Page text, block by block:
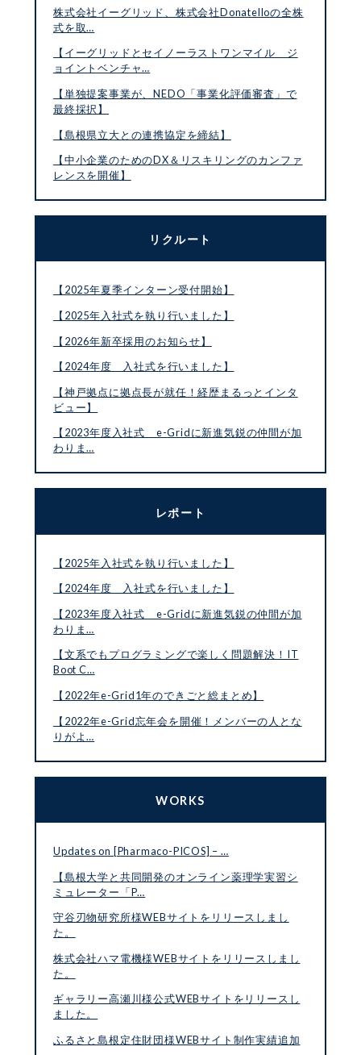
株式会社イーグリッド、株式会社Donatelloの全株
式を取…
【イーグリッドとセイノーラストワンマイル ジ
ョイントベンチャ…
【単独提案事業が、NEDO「事業化評価審査」で
最終採択】
【島根県立大との連携協定を締結】
【中小企業のためのDX＆リスキリングのカンファ
レンスを開催】
リクルート
【2025年夏季インターン受付開始】
【2025年入社式を執り行いました】
【2026年新卒採用のお知らせ】
【2024年度 入社式を行いました】
【神戸拠点に拠点長が就任！経歴まるっとインタ
ビュー】
【2023年度入社式 e-Gridに新進気鋭の仲間が加
わりま…
レポート
【2025年入社式を執り行いました】
【2024年度 入社式を行いました】
【2023年度入社式 e-Gridに新進気鋭の仲間が加
わりま…
【文系でもプログラミングで楽しく問題解決！IT
Boot C…
【2022年e-Grid1年のできごと総まとめ】
【2022年e-Grid忘年会を開催！メンバーの人とな
りがよ…
WORKS
Updates on [Pharmaco-PICOS] – …
【島根大学と共同開発のオンライン薬理学実習シ
ミュレーター「P…
守谷刃物研究所様WEBサイトをリリースしまし
た。
株式会社ハマ電機様WEBサイトをリリースしまし
た。
ギャラリー高瀬川様公式WEBサイトをリリースし
ました。
ふるさと島根定住財団様WEBサイト制作実績追加